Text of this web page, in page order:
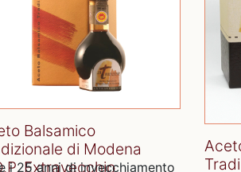
Balsamico
di Modena
Extravecchio
i 25 anni di invecchiamento